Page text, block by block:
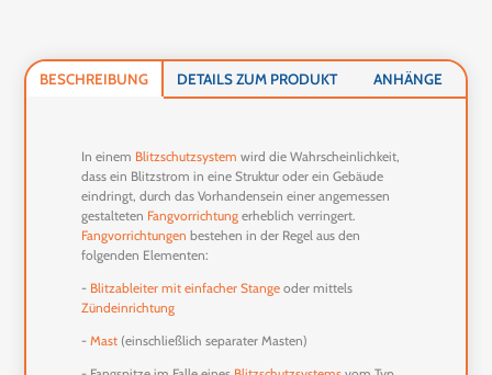
BESCHREIBUNG DETAILS ZUM PRODUKT ANHÄNGE
In einem Blitzschutzsystem wird die Wahrscheinlichkeit,
dass ein Blitzstrom in eine Struktur oder ein Gebäude
eindringt, durch das Vorhandensein einer angemessen
gestalteten Fangvorrichtung erheblich verringert.
Fangvorrichtungen bestehen in der Regel aus den
folgenden Elementen:
- Blitzableiter mit einfacher Stange oder mittels
Zündeinrichtung
-Mast (einschließlich separater Masten)